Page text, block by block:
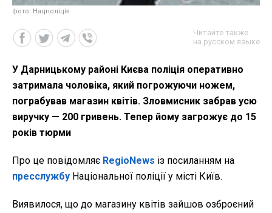
фото: Нацполіція
Читайте также
на русском языке
У Дарницькому районі Києва поліція оперативно
затримала чоловіка, який погрожуючи ножем,
пограбував магазин квітів. Зловмисник забрав усю
виручку — 200 гривень. Тепер йому загрожує до 15
років тюрми
Про це повідомляє RegioNews із посиланням на
пресслужбу Національної поліції у місті Київ.
Виявилося, що до магазину квітів зайшов озброєний